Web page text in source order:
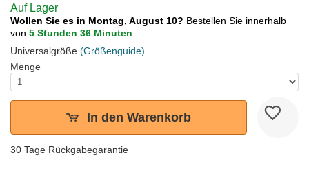
Auf Lager
Wollen Sie es in Montag, August 10? Bestellen Sie innerhalb
von 5 Stunden 36 Minuten
Universalgröße (Größenguide)
Menge
In den Warenkorb
30 Tage Rückgabegarantie